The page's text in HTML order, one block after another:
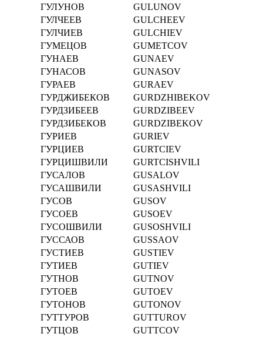
ГУЛУНОВ
GULUNOV
ГУЛЧЕЕВ
GULCHEEV
ГУЛЧИЕВ
GULCHIEV
ГУМЕЦОВ
GUMETCOV
ГУНАЕВ
GUNAEV
ГУНАСОВ
GUNASOV
ГУРАЕВ
GURAEV
ГУРДЖИБЕКОВ
GURDZHIBEKOV
ГУРДЗИБЕЕВ
GURDZIBEEV
ГУРДЗИБЕКОВ
GURDZIBEKOV
ГУРИЕВ
GURIEV
ГУРЦИЕВ
GURTCIEV
ГУРЦИШВИЛИ
GURTCISHVILI
ГУСАЛОВ
GUSALOV
ГУСАШВИЛИ
GUSASHVILI
ГУСОВ
GUSOV
ГУСОЕВ
GUSOEV
ГУСОШВИЛИ
GUSOSHVILI
ГУССАОВ
GUSSAOV
ГУСТИЕВ
GUSTIEV
ГУТИЕВ
GUTIEV
ГУТНОВ
GUTNOV
ГУТОЕВ
GUTOEV
ГУТОНОВ
GUTONOV
ГУТТУРОВ
GUTTUROV
ГУТЦОВ
GUTTCOV